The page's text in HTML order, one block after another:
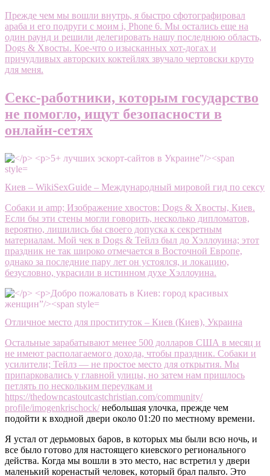
Прежде чем мы вошли внутрь, я быстро сфотографировал
араба и его подруги с моим i, Phone 6. Мы остались еще на
один раунд и решили делегировать нашу последнюю область,
Dogs & Хвосты. Кое-что о изысканных хот-догах и
причудливых авторских коктейлях звучало чертовски круто
для меня.
Секс-работники, которым государство
не помогло, ищут безопасности в
онлайн-сетях
Киев – WikiSexGuide – Международный мировой гид по сексу
Собаки и amp; Изображение хвостов: Dogs & Хвосты, Киев.
Если бы эти стены могли говорить, несколько дипломатов,
вероятно, лишились бы своего допуска к секретным
материалам. Мой чек в Dogs & Тейлз был до Хэллоуина; этот
праздник не так широко отмечается в Восточной Европе,
однако за последние пару лет он устоялся, и локацию,
безусловно, украсили в истинном духе Хэллоуина.
Отличное место для проституток – Киев (Киев), Украина
Остальные зарабатывают менее 500 долларов США в месяц и
не имеют располагаемого дохода, чтобы праздник. Собаки и
усилители; Тейлз — не простое место для открытия. Мы
припарковались у главной улицы, но затем нам пришлось
петлять по нескольким переулкам и
https://thedowncastoutcastchristian.com/community/
profile/imogenkrischock/небольшая улочка, прежде чем
подойти к входной двери около 01:20 по местному времени.
Я устал от дерьмовых баров, в которых мы были всю ночь, и
все было готово для настоящего киевского регионального
действа. Когда мы вошли в это место, нас встретил у двери
маленький коренастый человек, который брал пальто. Это